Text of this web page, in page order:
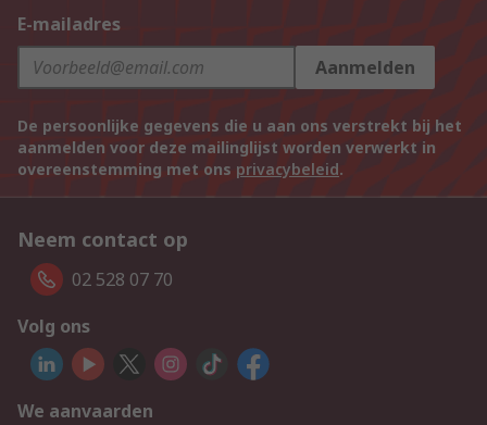
E-mailadres
Aanmelden
De persoonlijke gegevens die u aan ons verstrekt bij het
aanmelden voor deze mailinglijst worden verwerkt in
overeenstemming met ons privacybeleid.
Neem contact op
02 528 07 70
Volg ons
We aanvaarden